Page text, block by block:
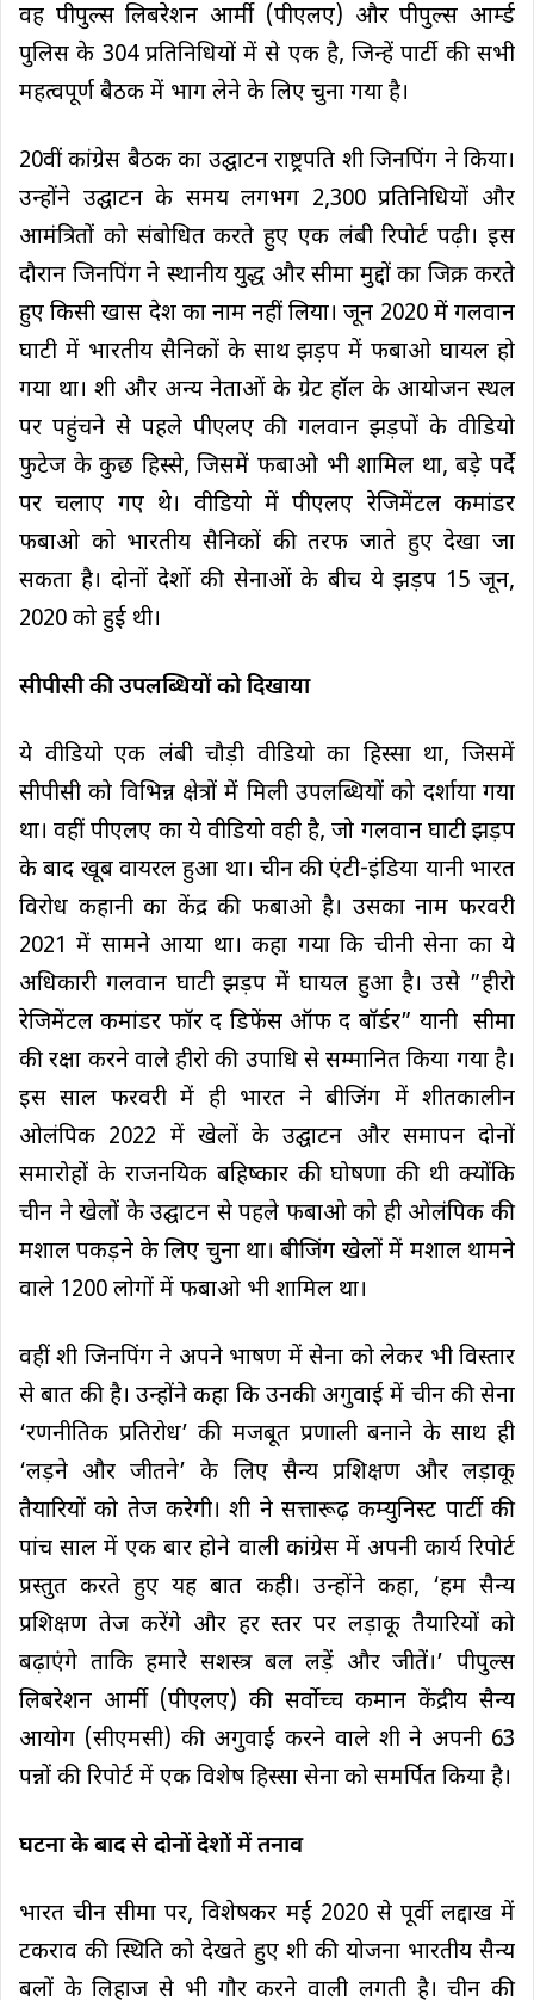
वह पीपुल्स लिबरेशन आर्मी (पीएलए) और पीपुल्स आर्म्ड
पुलिस के 304 प्रतिनिधियों में से एक है, जिन्हें पार्टी की सभी
महत्वपूर्ण बैठक में भाग लेने के लिए चुना गया है।
20वीं कांग्रेस बैठक का उद्घाटन राष्ट्रपति शी जिनपिंग ने किया।
उन्होंने उद्घाटन के समय लगभग 2,300 प्रतिनिधियों और
आमंत्रितों को संबोधित करते हुए एक लंबी रिपोर्ट पढ़ी। इस
दौरान जिनपिंग ने स्थानीय युद्ध और सीमा मुद्दों का जिक्र करते
हुए किसी खास देश का नाम नहीं लिया। जून 2020 में गलवान
घाटी में भारतीय सैनिकों के साथ झड़प में फबाओ घायल हो
गया था। शी और अन्य नेताओं के ग्रेट हॉल के आयोजन स्थल
पर पहुंचने से पहले पीएलए की गलवान झड़पों के वीडियो
फुटेज के कुछ हिस्से, जिसमें फबाओ भी शामिल था, बड़े पर्दे
पर चलाए गए थे। वीडियो में पीएलए रेजिमेंटल कमांडर
फबाओ को भारतीय सैनिकों की तरफ जाते हुए देखा जा
सकता है। दोनों देशों की सेनाओं के बीच ये झड़प 15 जून,
2020 को हुई थी।
सीपीसी की उपलब्धियों को दिखाया
ये वीडियो एक लंबी चौड़ी वीडियो का हिस्सा था, जिसमें
सीपीसी को विभिन्न क्षेत्रों में मिली उपलब्धियों को दर्शाया गया
था। वहीं पीएलए का ये वीडियो वही है, जो गलवान घाटी झड़प
के बाद खूब वायरल हुआ था। चीन की एंटी-इंडिया यानी भारत
विरोध कहानी का केंद्र की फबाओ है। उसका नाम फरवरी
2021 में सामने आया था। कहा गया कि चीनी सेना का ये
अधिकारी गलवान घाटी झड़प में घायल हुआ है। उसे ”हीरो
रेजिमेंटल कमांडर फॉर द डिफेंस ऑफ द बॉर्डर” यानी सीमा
की रक्षा करने वाले हीरो की उपाधि से सम्मानित किया गया है।
इस साल फरवरी में ही भारत ने बीजिंग में शीतकालीन
ओलंपिक 2022 में खेलों के उद्घाटन और समापन दोनों
समारोहों के राजनयिक बहिष्कार की घोषणा की थी क्योंकि
चीन ने खेलों के उद्घाटन से पहले फबाओ को ही ओलंपिक की
मशाल पकड़ने के लिए चुना था। बीजिंग खेलों में मशाल थामने
वाले 1200 लोगों में फबाओ भी शामिल था।
वहीं शी जिनपिंग ने अपने भाषण में सेना को लेकर भी विस्तार
से बात की है। उन्होंने कहा कि उनकी अगुवाई में चीन की सेना
‘रणनीतिक प्रतिरोध’ की मजबूत प्रणाली बनाने के साथ ही
‘लड़ने और जीतने’ के लिए सैन्य प्रशिक्षण और लड़ाकू
तैयारियों को तेज करेगी। शी ने सत्तारूढ़ कम्युनिस्ट पार्टी की
पांच साल में एक बार होने वाली कांग्रेस में अपनी कार्य रिपोर्ट
प्रस्तुत करते हुए यह बात कही। उन्होंने कहा, ‘हम सैन्य
प्रशिक्षण तेज करेंगे और हर स्तर पर लड़ाकू तैयारियों को
बढ़ाएंगे ताकि हमारे सशस्त्र बल लड़ें और जीतें।’ पीपुल्स
लिबरेशन आर्मी (पीएलए) की सर्वोच्च कमान केंद्रीय सैन्य
आयोग (सीएमसी) की अगुवाई करने वाले शी ने अपनी 63
पन्नों की रिपोर्ट में एक विशेष हिस्सा सेना को समर्पित किया है।
घटना के बाद से दोनों देशों में तनाव
भारत चीन सीमा पर, विशेषकर मई 2020 से पूर्वी लद्दाख में
टकराव की स्थिति को देखते हुए शी की योजना भारतीय सैन्य
बलों के लिहाज से भी गौर करने वाली लगती है। चीन की